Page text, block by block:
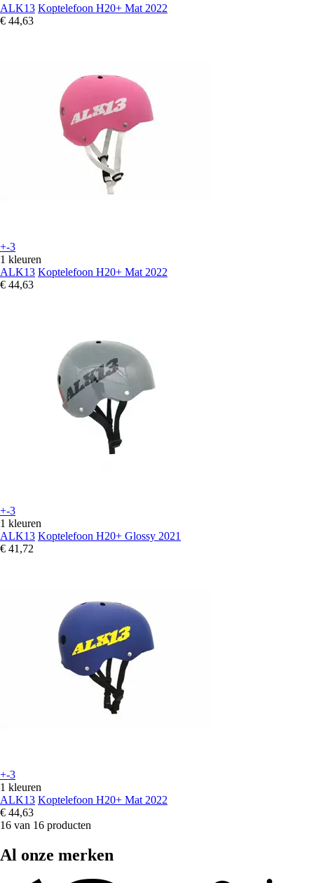
ALK13 Koptelefoon H20+ Mat 2022
€ 44,63
+-3
1 kleuren
ALK13 Koptelefoon H20+ Mat 2022
€ 44,63
+-3
1 kleuren
ALK13 Koptelefoon H20+ Glossy 2021
€ 41,72
+-3
1 kleuren
ALK13 Koptelefoon H20+ Mat 2022
€ 44,63
16 van 16 producten
Al onze merken